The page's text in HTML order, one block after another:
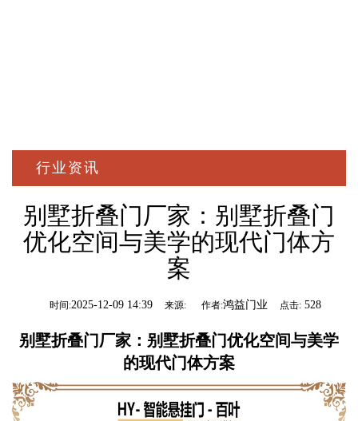
行业资讯
别墅折叠门厂家：别墅折叠门
优化空间与美学的现代门体方
案
时间:2025-12-09 14:39 来源: 作者:鸿益门业 点击:528
别墅折叠门厂家 ：别墅折叠门优化空间与美学
的现代门体方案